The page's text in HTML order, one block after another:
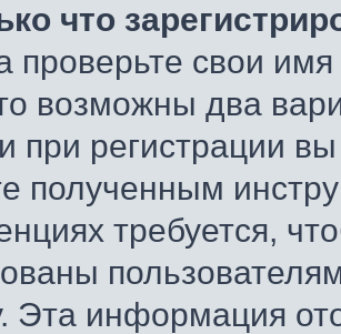
что
проверьте свои
возможны два
при регистрации
полученным
требуется,
Эта информация